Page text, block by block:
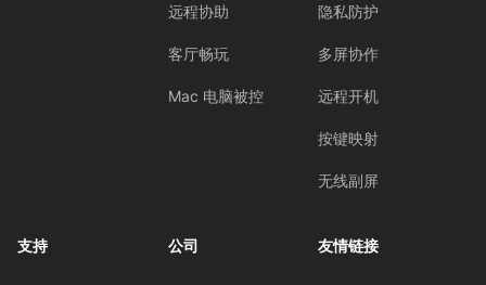
远程协助
客厅畅玩
Mac 电脑被控
隐私防护
多屏协作
远程开机
按键映射
无线副屏
支持 公司 友情链接